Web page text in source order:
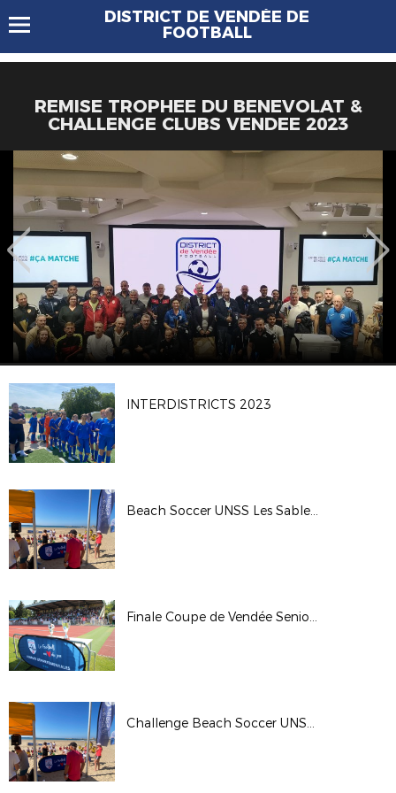
DISTRICT DE VENDÉE DE
FOOTBALL
REMISE TROPHEE DU BENEVOLAT &
CHALLENGE CLUBS VENDEE 2023
INTERDISTRICTS 2023
Beach Soccer UNSS Les Sables d'Olonne 31-05-2023
Finale Coupe de Vendée Seniors 27-05-2023
Challenge Beach Soccer UNSS 31-05-2023